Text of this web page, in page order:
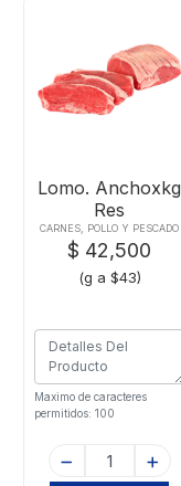
Lomo. Anchoxkg
Res
CARNES, POLLO Y PESCADO
$ 42,500
(g a $43)
Maximo de caracteres
permitidos: 100